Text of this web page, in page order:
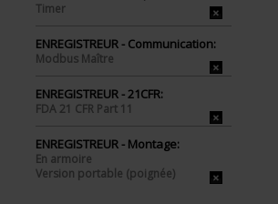
Timer
ENREGISTREUR - Communication:
Modbus Maître
ENREGISTREUR - 21CFR:
FDA 21 CFR Part 11
ENREGISTREUR - Montage:
En armoire
Version portable (poignée)